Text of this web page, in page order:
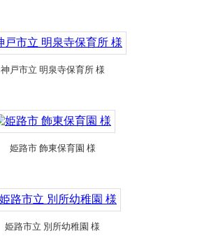
神戸市立 明泉寺保育所 様
姫路市 飾東保育園 様
姫路市立 別所幼稚園 様